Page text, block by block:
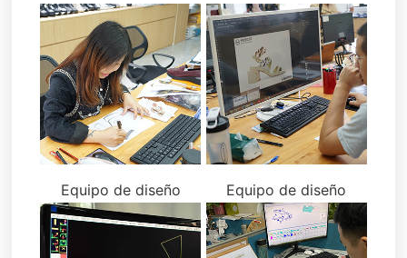
Equipo de diseño Equipo de diseño